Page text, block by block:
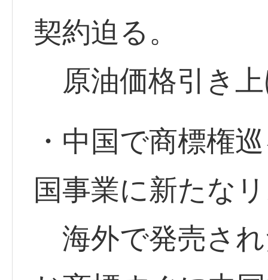
契約迫る。
原油価格引き
・中国で商標権
国事業に新たな
海外で発売さ